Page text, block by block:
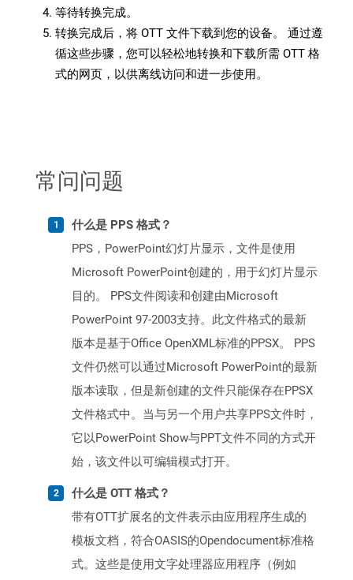
等待转换完成。
转换完成后，将 OTT 文件下载到您的设备。 通过遵
循这些步骤，您可以轻松地转换和下载所需 OTT 格
式的网页，以供离线访问和进一步使用。
常问问题
什么是 PPS 格式？
PPS，PowerPoint幻灯片显示，文件是使用
Microsoft PowerPoint创建的，用于幻灯片显示
目的。 PPS文件阅读和创建由Microsoft
PowerPoint 97-2003支持。此文件格式的最新
版本是基于Office OpenXML标准的PPSX。 PPS
文件仍然可以通过Microsoft PowerPoint的最新
版本读取，但是新创建的文件只能保存在PPSX
文件格式中。当与另一个用户共享PPS文件时，
它以PowerPoint Show与PPT文件不同的方式开
始，该文件以可编辑模式打开。
什么是 OTT 格式？
带有OTT扩展名的文件表示由应用程序生成的
模板文档，符合OASIS的Opendocument标准格
式。这些是使用文字处理器应用程序（例如